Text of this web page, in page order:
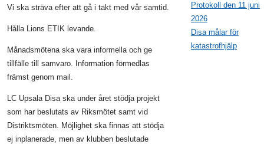
Vi ska sträva efter att gå i takt med vår samtid.
Hålla Lions ETIK levande.
Månadsmötena ska vara informella och ge
tillfälle till samvaro. Information förmedlas
främst genom mail.
LC Upsala Disa ska under året stödja projekt
som har beslutats av Riksmötet samt vid
Distriktsmöten. Möjlighet ska finnas att stödja
ej inplanerade, men av klubben beslutade
Protokoll den 11 juni
2026
Disa målar för
katastrofhjälp